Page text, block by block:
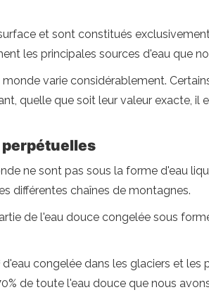
et sont constitués
les principales sources d'eau que
varie considérablement.
quelle que soit leur valeur exacte, il
perpétuelles
ne sont pas sous la forme d'eau
différentes chaînes de montagnes.
de l'eau douce congelée sous
d'eau congelée dans les glaciers et les
de toute l'eau douce que nous